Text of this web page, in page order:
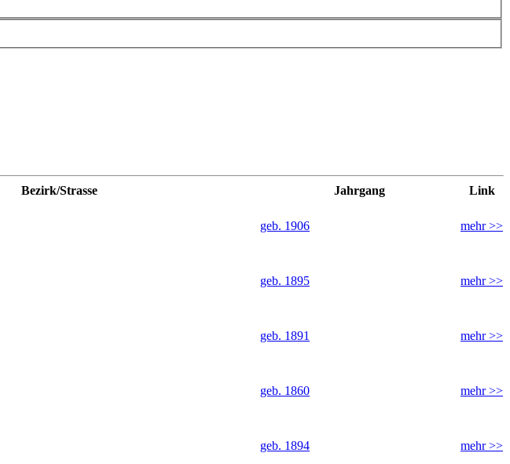
Bezirk/Strasse Jahrgang Link
geb. 1906 mehr >>
geb. 1895 mehr >>
geb. 1891 mehr >>
geb. 1860 mehr >>
geb. 1894 mehr >>